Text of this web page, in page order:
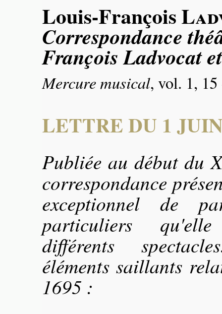
Louis-François
Correspondance
François Ladvocat
Mercure musical, vol. 1, 15
LETTRE DU 1
Publiée au début du
correspondance
exceptionnel de
particuliers
différents
éléments saillants
1695 :